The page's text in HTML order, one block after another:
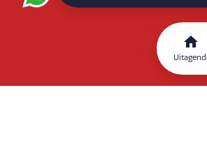
Home
Overzicht
Kalender